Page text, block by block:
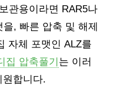
관용이라면 RAR5나
, 빠른 압축 및 해제
자체 포맷인 ALZ를
집 압축풀기 는 이러
합니다.